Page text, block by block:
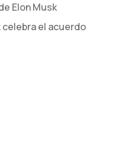
Elon Musk
celebra el acuerdo